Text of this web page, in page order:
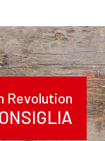
Revolution